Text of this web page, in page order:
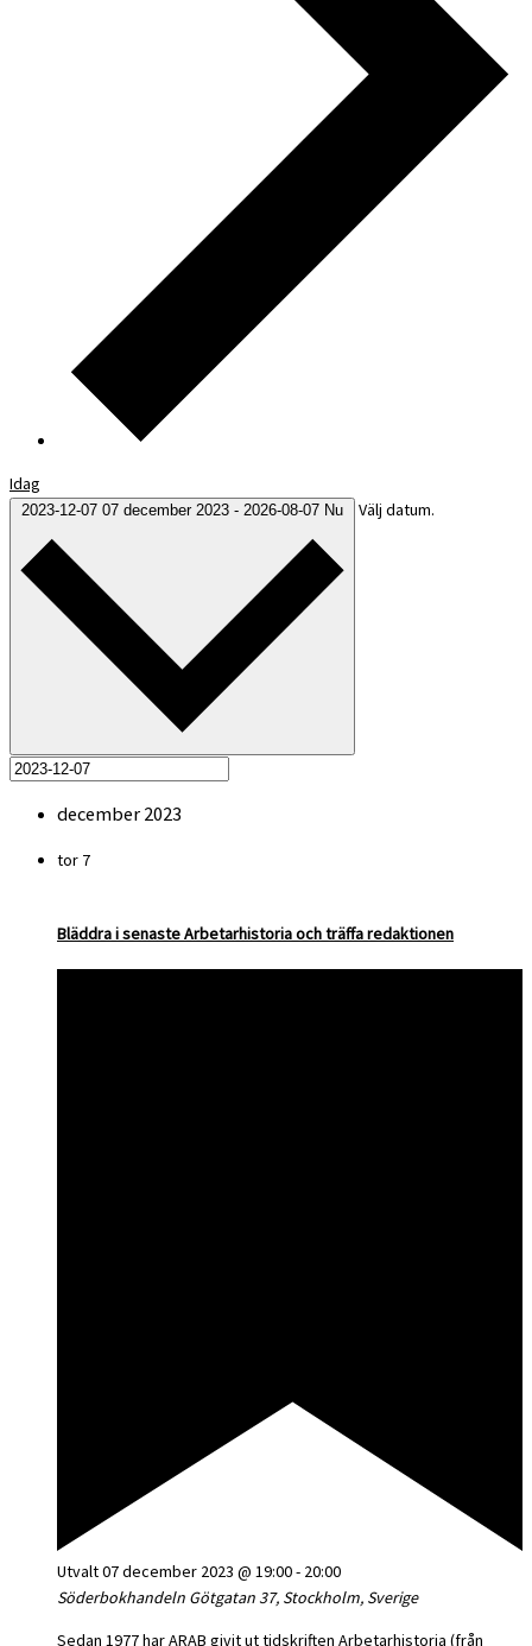
Idag
2023-12-07 07 december 2023 - 2026-08-07 Nu Välj datum.
december 2023
tor 7
Bläddra i senaste Arbetarhistoria och träffa redaktionen
Utvalt07 december 2023 @ 19:00- 20:00
Söderbokhandeln Götgatan 37, Stockholm, Sverige
Sedan 1977 har ARAB givit ut tidskriften Arbetarhistoria (från